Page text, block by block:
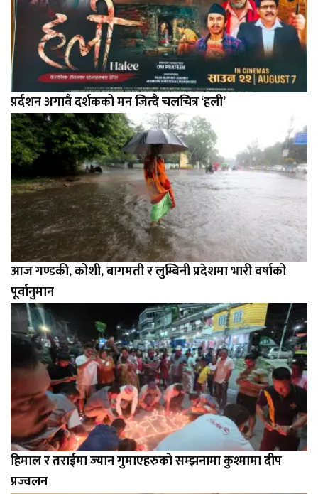
प्रर्दशन अगावै दर्शकको मन जित्दै चलचित्र ‘हली’
आज गण्डकी, कोशी, बागमती र लुम्बिनी प्रदेशमा भारी वर्षाको
पूर्वानुमान
हिमाल र तराईमा ज्यान गुमाएहरुको सम्झनामा कुश्मामा दीप
प्रज्वलन